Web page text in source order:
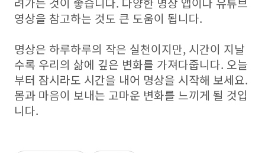
영상을 참고하는 것도 큰 도움이 됩니다.
명상은 하루하루의 작은 실천이지만, 시간이 지날
수록 우리의 삶에 깊은 변화를 가져다줍니다. 오늘
부터 잠시라도 시간을 내어 명상을 시작해 보세요.
몸과 마음이 보내는 고마운 변화를 느끼게 될 것입
니다.